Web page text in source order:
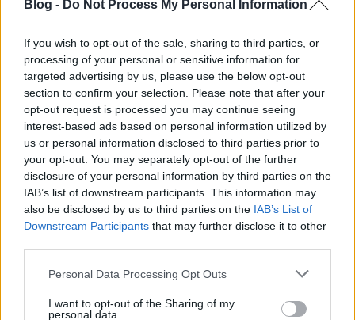
Blog - Do Not Process My Personal Information
If you wish to opt-out of the sale, sharing to third parties, or
processing of your personal or sensitive information for
targeted advertising by us, please use the below opt-out
section to confirm your selection. Please note that after your
opt-out request is processed you may continue seeing
interest-based ads based on personal information utilized by
us or personal information disclosed to third parties prior to
your opt-out. You may separately opt-out of the further
disclosure of your personal information by third parties on the
IAB’s list of downstream participants. This information may
also be disclosed by us to third parties on the IAB’s List of
Downstream Participants that may further disclose it to other
Please note that this website/app uses one or more Google
not limited to your visit or usage behaviour. You may click to
Personal Data Processing Opt Outs
I want to opt-out of the Sharing of my
personal data.
Magyar kalandorok Zanzibáron
Határátkelő•2018. december 13.